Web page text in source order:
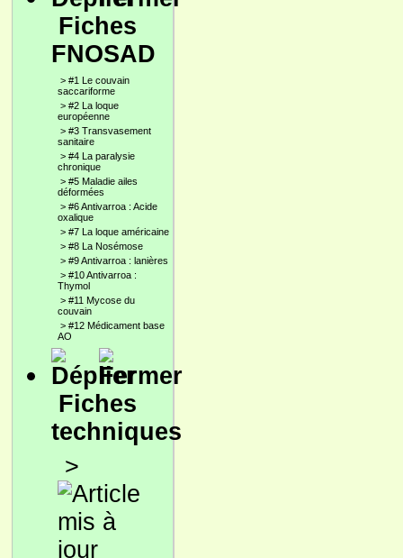
Fiches
FNOSAD
> #1 Le couvain
saccariforme
> #2 La loque
européenne
> #3 Transvasement
sanitaire
> #4 La paralysie
chronique
> #5 Maladie ailes
déformées
> #6 Antivarroa : Acide
oxalique
> #7 La loque américaine
> #8 La Nosémose
> #9 Antivarroa : lanières
> #10 Antivarroa :
Thymol
> #11 Mycose du
couvain
> #12 Médicament base
AO
Fiches
techniques
>